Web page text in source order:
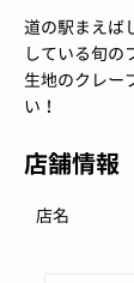
道の駅まえば
している旬の
生地のクレー
い！
店舗情報
店名